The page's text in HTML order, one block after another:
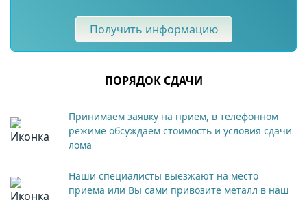
Получить информацию
ПОРЯДОК СДАЧИ
Принимаем заявку на прием, в телефонном
режиме обсуждаем стоимость и условия сдачи
лома
Наши специалисты выезжают на место
приема или Вы сами привозите металл в наш